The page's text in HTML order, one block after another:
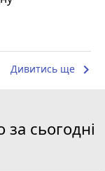
Дивитись ще keyboard_arrow_right
сьогодні